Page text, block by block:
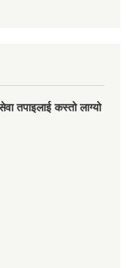
तपाइलाई कस्तो लाग्यो